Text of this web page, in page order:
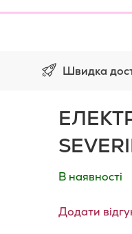
Швидка
В наявності
Додати